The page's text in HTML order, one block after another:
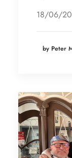
18/06/
by Peter